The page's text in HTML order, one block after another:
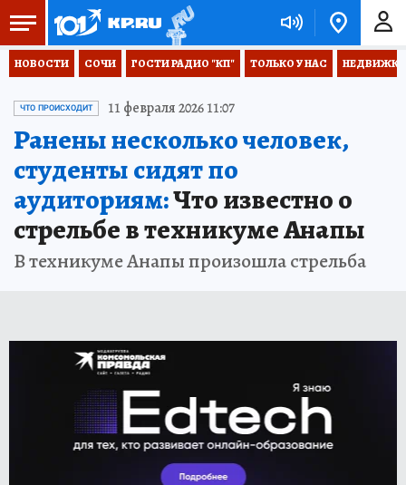
НОВОСТИ СОЧИ ГОСТИ РАДИО "КП" ТОЛЬКО У НАС НЕДВИЖКА
ЧТО ПРОИСХОДИТ 11 февраля 2026 11:07
Ранены несколько человек,
студенты сидят по
аудиториям:Что известно о
стрельбе в техникуме Анапы
В техникуме Анапы произошла стрельба